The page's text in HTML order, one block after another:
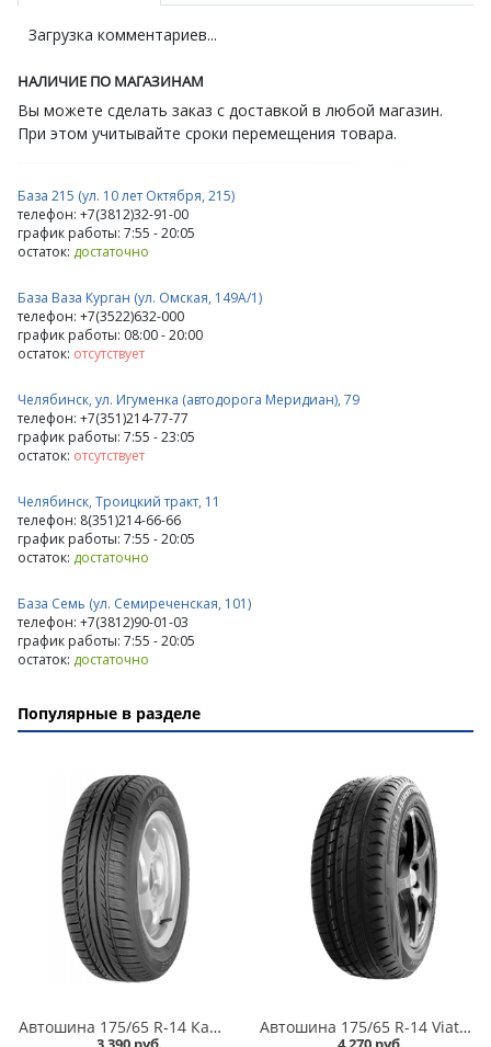
Загрузка комментариев...
НАЛИЧИЕ ПО МАГАЗИНАМ
Вы можете сделать заказ с доставкой в любой магазин.
При этом учитывайте сроки перемещения товара.
База 215 (ул. 10 лет Октября, 215)
телефон: +7(3812)32-91-00
график работы: 7:55 - 20:05
остаток: достаточно
База Ваза Курган (ул. Омская, 149А/1)
телефон: +7(3522)632-000
график работы: 08:00 - 20:00
остаток: отсутствует
Челябинск, ул. Игуменка (автодорога Меридиан), 79
телефон: +7(351)214-77-77
график работы: 7:55 - 23:05
остаток: отсутствует
Челябинск, Троицкий тракт, 11
телефон: 8(351)214-66-66
график работы: 7:55 - 20:05
остаток: достаточно
База Семь (ул. Семиреченская, 101)
телефон: +7(3812)90-01-03
график работы: 7:55 - 20:05
остаток: достаточно
Популярные в разделе
Автошина 175/65 R-14 Кама Breeze (НК-132) 82H в Омске Автошина 175/65 R-14 Viatti Strada Asimmetrico V-130 82H в Омске